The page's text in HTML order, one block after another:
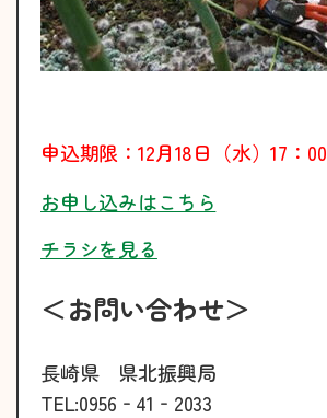
申込期限：12月18日（水）17：00
お申し込みはこちら
チラシを見る
＜お問い合わせ＞
長崎県 県北振興局
TEL:0956‐41‐2033